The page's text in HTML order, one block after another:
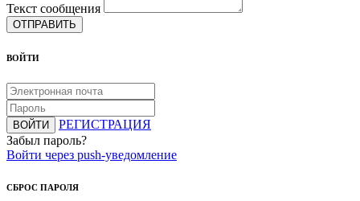
Текст сообщения
ОТПРАВИТЬ
ВОЙТИ
ВОЙТИ
РЕГИСТРАЦИЯ
Забыл пароль?
Войти через push-уведомление
СБРОС ПАРОЛЯ